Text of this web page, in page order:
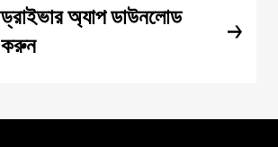
ড্রাইভার অ্যাপ ডাউনলোড
করুন